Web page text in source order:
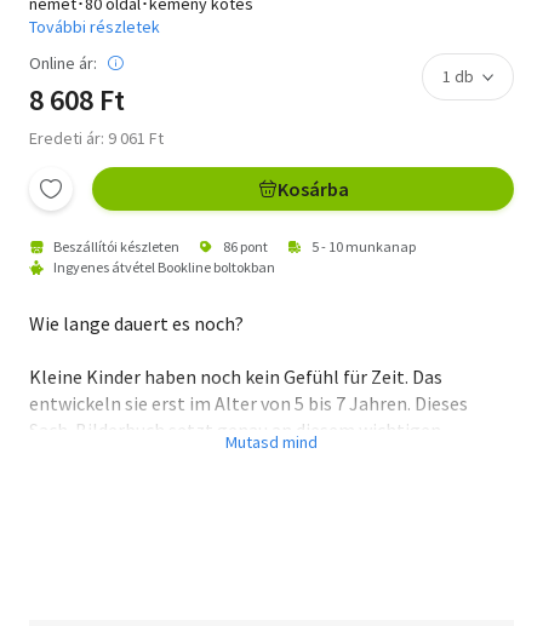
További részletek
Online ár:
8 608 Ft
Eredeti ár: 9 061 Ft
Kosárba
Beszállítói készleten 86 pont
5 - 10 munkanap
Ingyenes átvétel Bookline boltokban
Wie lange dauert es noch?
Kleine Kinder haben noch kein Gefühl für Zeit. Das
entwickeln sie erst im Alter von 5 bis 7 Jahren. Dieses
Sach-Bilderbuch setzt genau an diesem wichtigen